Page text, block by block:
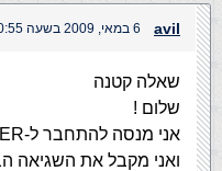
avil 6 במאי, 2009 בשעה 10:55 pm
שאלה קטנה
שלום !
אני מנסה להתחבר ל-SQLSERVER מדף ASP
ואני מקבל את השגיאה